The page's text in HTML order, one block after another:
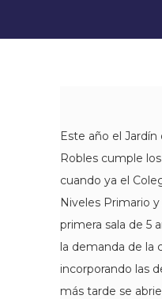
Este año el
Robles cumple
cuando ya el
Niveles Primario
primera sala de 5
la demanda de la
incorporando las
más tarde se